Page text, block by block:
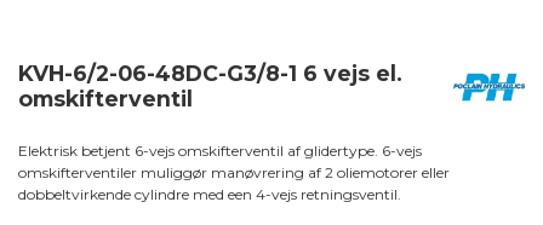
KVH-6/2-06-48DC-G3/8-1 6 vejs el.
omskifterventil
Elektrisk betjent 6-vejs omskifterventil af glidertype. 6-vejs
omskifterventiler muliggør manøvrering af 2 oliemotorer eller
dobbeltvirkende cylindre med een 4-vejs retningsventil.